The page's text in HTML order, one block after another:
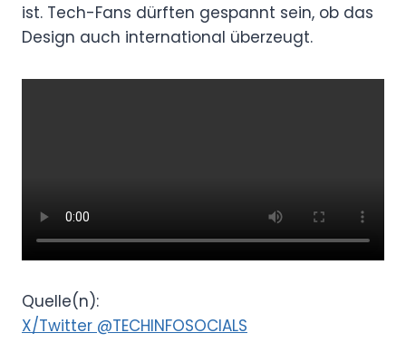
ist. Tech-Fans dürften gespannt sein, ob das
Design auch international überzeugt.
Quelle(n):
X/Twitter @TECHINFOSOCIALS